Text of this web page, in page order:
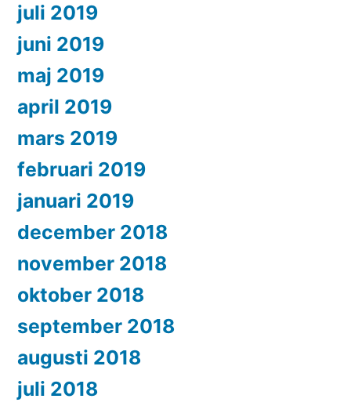
juli 2019
juni 2019
maj 2019
april 2019
mars 2019
februari 2019
januari 2019
december 2018
november 2018
oktober 2018
september 2018
augusti 2018
juli 2018